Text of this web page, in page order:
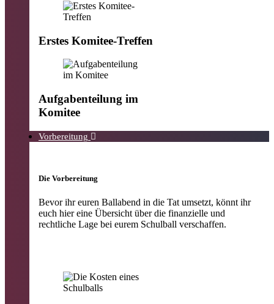
Erstes Komitee-Treffen
Aufgabenteilung im
Komitee
Vorbereitung
Die Vorbereitung
Bevor ihr euren Ballabend in die Tat umsetzt, könnt ihr
euch hier eine Übersicht über die finanzielle und
rechtliche Lage bei eurem Schulball verschaffen.